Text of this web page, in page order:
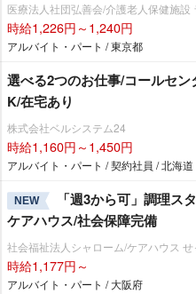
医療法人社団弘善会/介護老人保健施設
時給1,226円～1,240円
アルバイト・パート / 東京都
選べる2つのお仕事/コールセ
K/在宅あり
株式会社ベルシステム24
時給1,160円～1,450円
アルバイト・パート / 契約社員 / 北海道
NEW
「週3から可」調理ス
ケアハウス/社会保障完備
社会福祉法人シャローム/ケアハウス
時給1,177円～
アルバイト・パート / 大阪府